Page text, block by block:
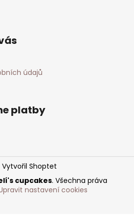
údajů
platby
Vytvořil Shoptet
cupcakes. Všechna práva
nastavení cookies